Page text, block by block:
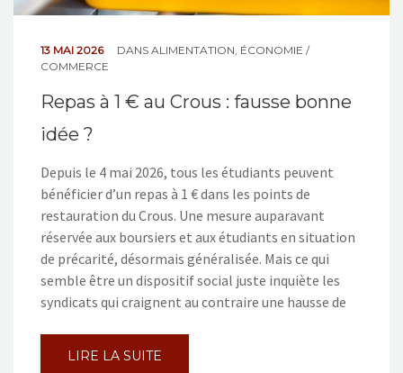
13 MAI 2026 DANS ALIMENTATION ÉCONOMIE /
COMMERCE
Repas à 1 € au Crous : fausse bonne
idée ?
Depuis le 4 mai 2026, tous les étudiants peuvent
bénéficier d’un repas à 1 € dans les points de
restauration du Crous. Une mesure auparavant
réservée aux boursiers et aux étudiants en situation
de précarité, désormais généralisée. Mais ce qui
semble être un dispositif social juste inquiète les
syndicats qui craignent au contraire une hausse de
LIRE LA SUITE